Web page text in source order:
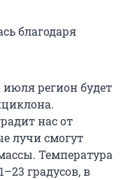
благодаря
июля регион будет
нас от
лучи смогут
Температура
градусов, в